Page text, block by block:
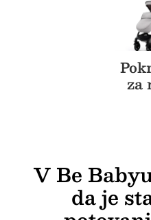
za
V Be
da je